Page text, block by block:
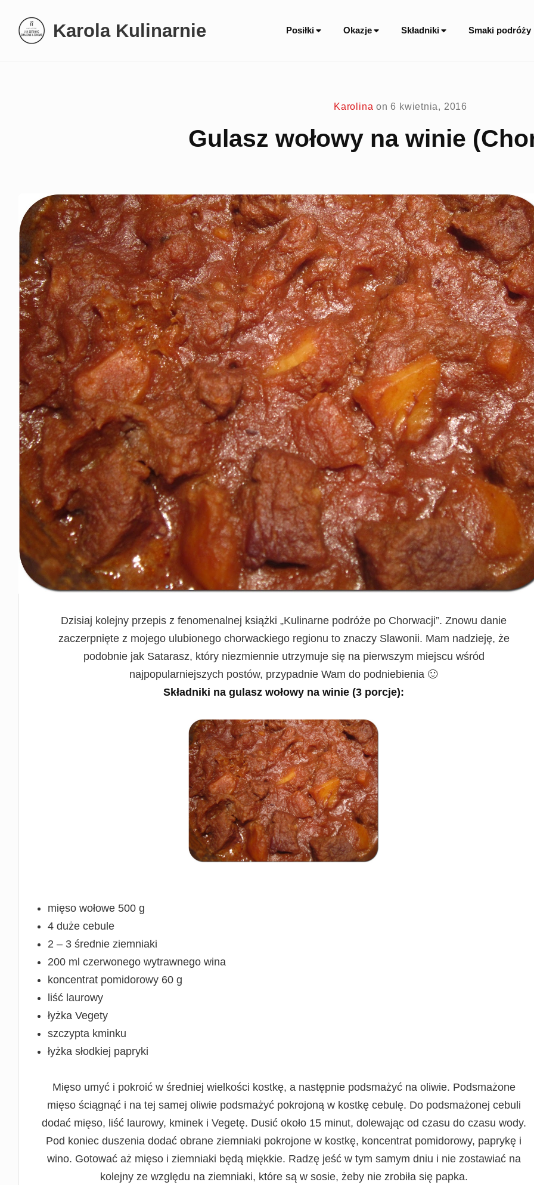
content
Karola Kulinarnie
Site
Posiłki Okazje Składniki Smaki podróży
Karolina on 6 kwietnia, 2016
Gulasz wołowy na winie
Dzisiaj kolejny przepis z fenomenalnej książki „Kulinarne podróże po Chorwacji”. Znowu danie
zaczerpnięte z mojego ulubionego chorwackiego regionu to znaczy Slawonii. Mam nadzieję, że
podobnie jak Satarasz, który niezmiennie utrzymuje się na pierwszym miejscu wśród
najpopularniejszych postów, przypadnie Wam do podniebienia 🙂
Składniki na gulasz wołowy na winie (3 porcje):
mięso wołowe 500 g
4 duże cebule
2 – 3 średnie ziemniaki
200 ml czerwonego wytrawnego wina
koncentrat pomidorowy 60 g
liść laurowy
łyżka Vegety
szczypta kminku
łyżka słodkiej papryki
Mięso umyć i pokroić w średniej wielkości kostkę, a następnie podsmażyć na oliwie. Podsmażone
mięso ściągnąć i na tej samej oliwie podsmażyć pokrojoną w kostkę cebulę. Do podsmażonej cebuli
dodać mięso, liść laurowy, kminek i Vegetę. Dusić około 15 minut, dolewając od czasu do czasu wody.
Pod koniec duszenia dodać obrane ziemniaki pokrojone w kostkę, koncentrat pomidorowy, paprykę i
wino. Gotować aż mięso i ziemniaki będą miękkie. Radzę jeść w tym samym dniu i nie zostawiać na
kolejny ze względu na ziemniaki, które są w sosie, żeby nie zrobiła się papka.